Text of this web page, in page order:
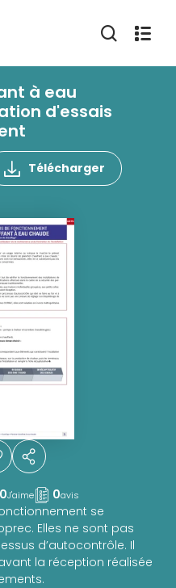
à eau
d'essais
Télécharger
0J'aime 0avis
se
Elles ne sont pas
d’autocontrôle. Il
la réception réalisée